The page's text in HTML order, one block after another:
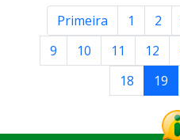
Primeira 1 2
9
10 11 12
18
19